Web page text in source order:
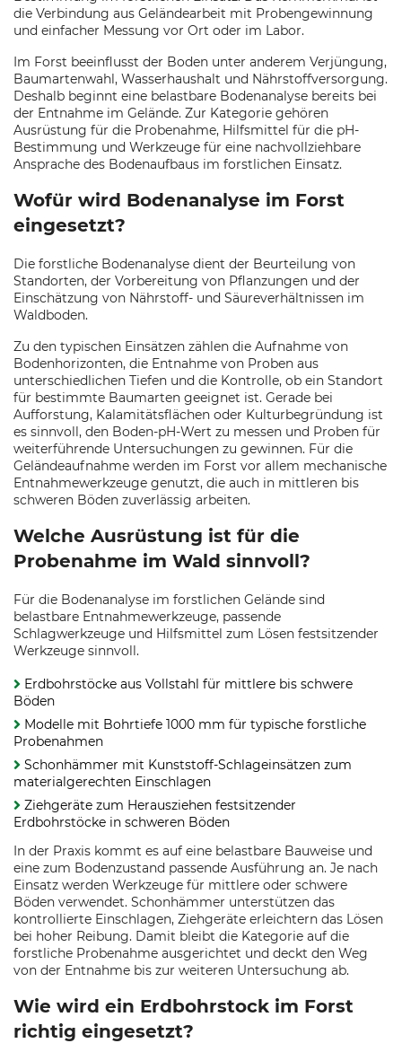
die Verbindung aus Geländearbeit mit Probengewinnung
und einfacher Messung vor Ort oder im Labor.
Im Forst beeinflusst der Boden unter anderem Verjüngung,
Baumartenwahl, Wasserhaushalt und Nährstoffversorgung.
Deshalb beginnt eine belastbare Bodenanalyse bereits bei
der Entnahme im Gelände. Zur Kategorie gehören
Ausrüstung für die Probenahme, Hilfsmittel für die pH-
Bestimmung und Werkzeuge für eine nachvollziehbare
Ansprache des Bodenaufbaus im forstlichen Einsatz.
Wofür wird Bodenanalyse im Forst
eingesetzt?
Die forstliche Bodenanalyse dient der Beurteilung von
Standorten, der Vorbereitung von Pflanzungen und der
Einschätzung von Nährstoff- und Säureverhältnissen im
Waldboden.
Zu den typischen Einsätzen zählen die Aufnahme von
Bodenhorizonten, die Entnahme von Proben aus
unterschiedlichen Tiefen und die Kontrolle, ob ein Standort
für bestimmte Baumarten geeignet ist. Gerade bei
Aufforstung, Kalamitätsflächen oder Kulturbegründung ist
es sinnvoll, den Boden-pH-Wert zu messen und Proben für
weiterführende Untersuchungen zu gewinnen. Für die
Geländeaufnahme werden im Forst vor allem mechanische
Entnahmewerkzeuge genutzt, die auch in mittleren bis
schweren Böden zuverlässig arbeiten.
Welche Ausrüstung ist für die
Probenahme im Wald sinnvoll?
Für die Bodenanalyse im forstlichen Gelände sind
belastbare Entnahmewerkzeuge, passende
Schlagwerkzeuge und Hilfsmittel zum Lösen festsitzender
Werkzeuge sinnvoll.
Erdbohrstöcke aus Vollstahl für mittlere bis schwere
Böden
Modelle mit Bohrtiefe 1000 mm für typische forstliche
Probenahmen
Schonhämmer mit Kunststoff-Schlageinsätzen zum
materialgerechten Einschlagen
Ziehgeräte zum Herausziehen festsitzender
Erdbohrstöcke in schweren Böden
In der Praxis kommt es auf eine belastbare Bauweise und
eine zum Bodenzustand passende Ausführung an. Je nach
Einsatz werden Werkzeuge für mittlere oder schwere
Böden verwendet. Schonhämmer unterstützen das
kontrollierte Einschlagen, Ziehgeräte erleichtern das Lösen
bei hoher Reibung. Damit bleibt die Kategorie auf die
forstliche Probenahme ausgerichtet und deckt den Weg
von der Entnahme bis zur weiteren Untersuchung ab.
Wie wird ein Erdbohrstock im Forst
richtig eingesetzt?